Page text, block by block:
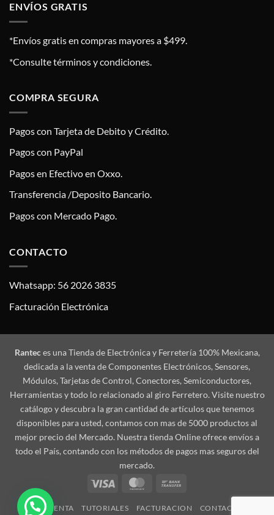
ENVÍOS GRATIS
*Envíos gratis en compras mayores a $499.
*Consulte términos y condiciones.
COMPRA SEGURA
Pagos con Tarjeta de Debito y Crédito.
Pagos con PayPal
Pagos en Efectivo en Oxxo.
Transferencia /Deposito Bancario.
Pagos con Mercado Pago.
CONTACTO
Whatsapp: 56 2026 3835
Facturación Electrónica
Ranteces una Tienda de Electrónica y Ferretería 100% Mexicana,
dedicada a la venta de Componentes Electrónicos, Sensores,
Módulos, Tarjetas de Control, Conectores, Semiconductores,
Herramientas y todo lo relacionado al giro Ferretero. Visite nuestro
catálogo y descubra la gran cantidad de artículos que tenemos
disponibles para usted, contamos con mas de 5000 productos al
mejor precio del Mercado. Nuestra tienda Online ofrece envíos a
todo el País, contando con los métodos de pagos mas seguros del
mercado.
Visa
MasterCard
MI CUENTA TUTORIALES FACTURACION CONTACTO